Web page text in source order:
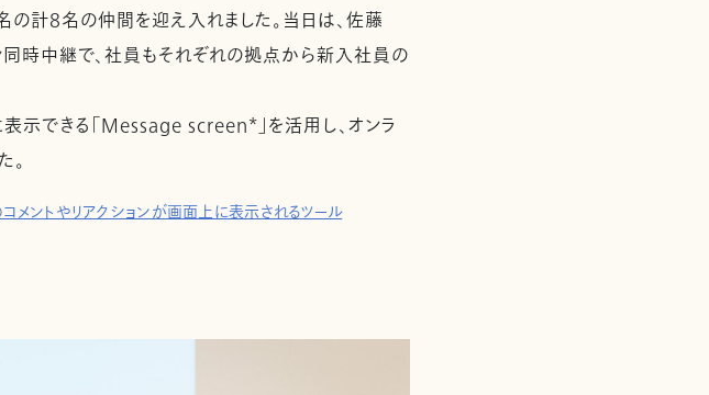
の計8名の仲間を迎え入れました。当日は、佐藤
同時中継で、社員もそれぞれの拠点から新入社員の
示できる「Message screen*」を活用し、オンラ
。
メントやリアクションが画面上に表示されるツール